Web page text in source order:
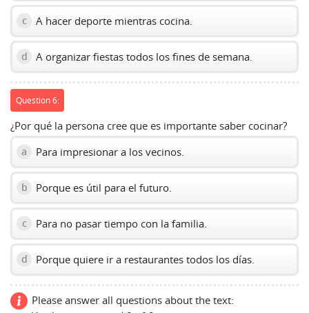
c A hacer deporte mientras cocina.
d A organizar fiestas todos los fines de semana.
Question 6:
¿Por qué la persona cree que es importante saber cocinar?
a Para impresionar a los vecinos.
b Porque es útil para el futuro.
c Para no pasar tiempo con la familia.
d Porque quiere ir a restaurantes todos los días.
Please answer all questions about the text: